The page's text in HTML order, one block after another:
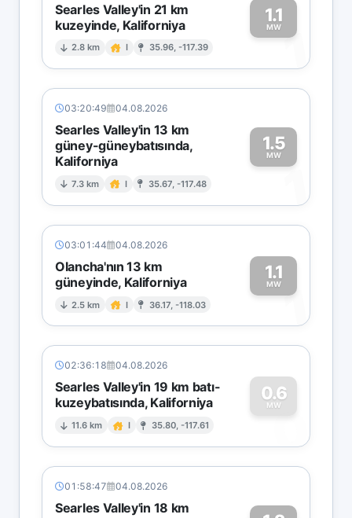
Searles Valley'in 21 km
kuzeyinde, Kaliforniya
2.8 km I 35.96, -117.39
1.1
MW1
03:20:49 04.08.2026
Searles Valley'in 13 km
güney-güneybatısında,
Kaliforniya
7.3 km I 35.67, -117.48
1.5
MW
1
03:01:44 04.08.2026
Olancha'nın 13 km
güneyinde, Kaliforniya
2.5 km I 36.17, -118.03
1.1
MW1
02:36:18 04.08.2026
Searles Valley'in 19 km batı-
kuzeybatısında, Kaliforniya
11.6 km I 35.80, -117.61
0.6
MW
0
01:58:47 04.08.2026
Searles Valley'in 18 km